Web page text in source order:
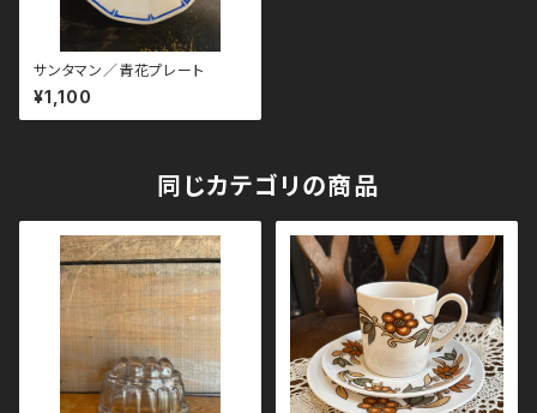
サンタマン／青花プレート
¥1,100
同じカテゴリの商品